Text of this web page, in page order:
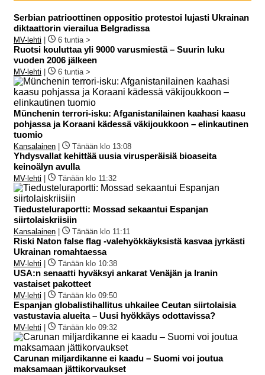
Serbian patrioottinen oppositio protestoi lujasti Ukrainan
diktaattorin vierailua Belgradissa
MV-lehti 6 tuntia >
Ruotsi kouluttaa yli 9000 varusmiestä – Suurin luku
vuoden 2006 jälkeen
MV-lehti 6 tuntia >
Münchenin terrori-isku: Afganistanilainen kaahasi kaasu
pohjassa ja Koraani kädessä väkijoukkoon – elinkautinen
tuomio
Kansalainen Tänään klo 13:08
Yhdysvallat kehittää uusia virusperäisiä bioaseita
keinoälyn avulla
MV-lehti Tänään klo 11:32
Tiedusteluraportti: Mossad sekaantui Espanjan
siirtolaiskriisiin
Kansalainen Tänään klo 11:11
Riski Naton false flag -valehyökkäyksistä kasvaa jyrkästi
Ukrainan romahtaessa
MV-lehti Tänään klo 10:38
USA:n senaatti hyväksyi ankarat Venäjän ja Iranin
vastaiset pakotteet
MV-lehti Tänään klo 09:50
Espanjan globalistihallitus uhkailee Ceutan siirtolaisia
vastustavia alueita – Uusi hyökkäys odottavissa?
MV-lehti Tänään klo 09:32
Carunan miljardikanne ei kaadu – Suomi voi joutua
maksamaan jättikorvaukset